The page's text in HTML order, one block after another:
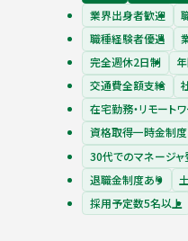
業界出身者歓迎
職種経験者優遇
完全週休2日制
交通費全額支給
在宅勤務・リモート
資格取得一時金制度
30代でのマネージ
退職金制度あり
採用予定数5名以上